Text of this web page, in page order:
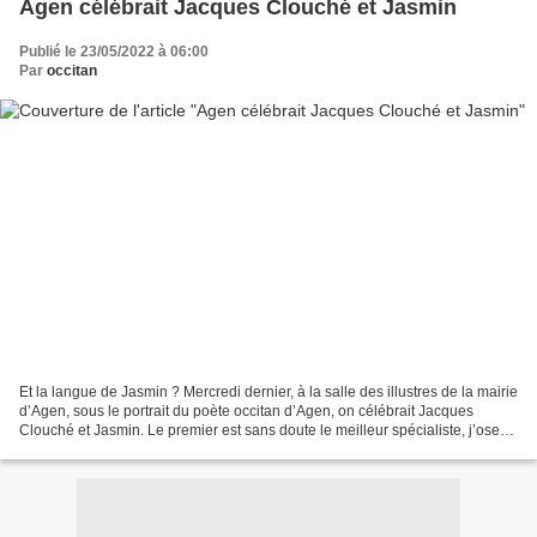
Agen célébrait Jacques Clouché et Jasmin
Publié le 23/05/2022 à 06:00
Par occitan
Et la langue de Jasmin ? Mercredi dernier, à la salle des illustres de la mairie
d’Agen, sous le portrait du poète occitan d’Agen, on célébrait Jacques
Clouché et Jasmin. Le premier est sans doute le meilleur spécialiste, j’oserai